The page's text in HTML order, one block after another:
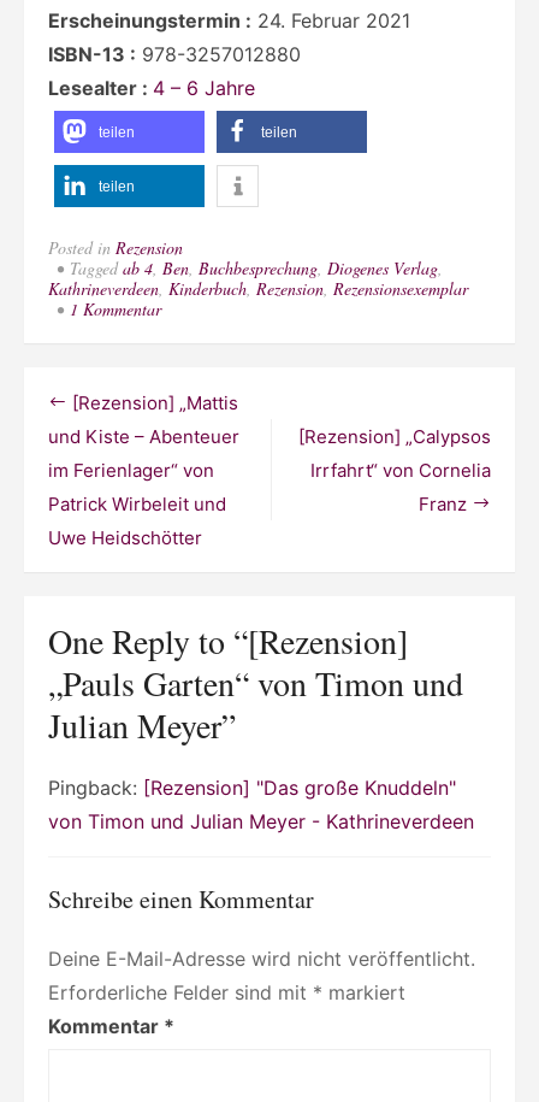
Erscheinungstermin : 24. Februar 2021
ISBN-13 : 978-3257012880
Lesealter : 4 – 6 Jahre
teilen teilen
teilen
Posted in Rezension
Taggedab 4 Ben Buchbesprechung Diogenes Verlag
Kathrineverdeen Kinderbuch Rezension Rezensionsexemplar
1 Kommentarzu
Timon
und
Julian
Meyer
Beitragsnavigation
[Rezension] „Calypsos
Irrfahrt“ von Cornelia
Franz
[Rezension] „Mattis
und Kiste – Abenteuer
im Ferienlager“ von
Patrick Wirbeleit und
Uwe Heidschötter
One Reply to “[Rezension]
„Pauls Garten“ von Timon und
Julian Meyer”
Pingback: [Rezension] "Das große Knuddeln"
von Timon und Julian Meyer - Kathrineverdeen
Schreibe einen Kommentar
Deine E-Mail-Adresse wird nicht veröffentlicht.
Erforderliche Felder sind mit * markiert
Kommentar *